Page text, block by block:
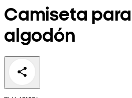
Camiseta
algodón